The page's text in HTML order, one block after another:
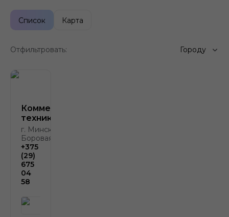
Список Карта
Отфильтровать: Городу
Коммерческая
техника
г. Минск, д.
Боровая, д. 2
+375
(29)
675
04
58